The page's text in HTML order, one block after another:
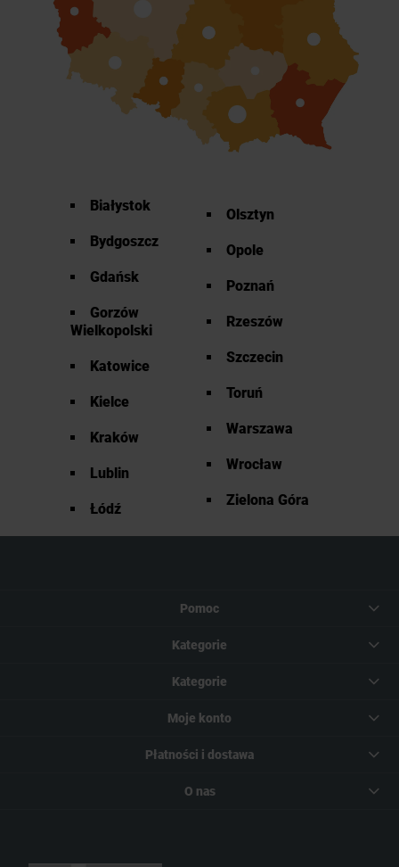
Białystok
Bydgoszcz
Gdańsk
Gorzów
Wielkopolski
Katowice
Kielce
Kraków
Lublin
Łódź
Olsztyn
Opole
Poznań
Rzeszów
Szczecin
Toruń
Warszawa
Wrocław
Zielona Góra
Pomoc
Kategorie
Kategorie
Moje konto
Płatności i dostawa
O nas